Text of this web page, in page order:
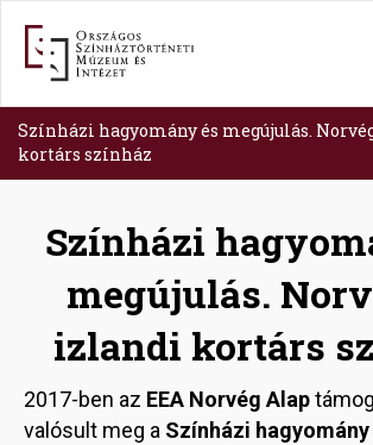
content
Színházi hagyomány és megújulás.
kortárs színház
Színházi
megújulás.
izlandi kortárs
2017-ben az EEA Norvég Alap
valósult meg a Színházi